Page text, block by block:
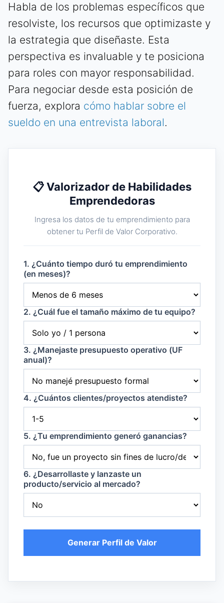
Habla de los problemas específicos que
resolviste, los recursos que optimizaste y
la estrategia que diseñaste. Esta
perspectiva es invaluable y te posiciona
para roles con mayor responsabilidad.
Para negociar desde esta posición de
fuerza, explora cómo hablar sobre el
sueldo en una entrevista laboral.
📋 Valorizador de Habilidades
Emprendedoras
Ingresa los datos de tu emprendimiento para
obtener tu Perfil de Valor Corporativo.
1. ¿Cuánto tiempo duró tu emprendimiento
(en meses)?
2. ¿Cuál fue el tamaño máximo de tu equipo?
3. ¿Manejaste presupuesto operativo (UF
anual)?
4. ¿Cuántos clientes/proyectos atendiste?
5. ¿Tu emprendimiento generó ganancias?
6. ¿Desarrollaste y lanzaste un
producto/servicio al mercado?
Generar Perfil de Valor